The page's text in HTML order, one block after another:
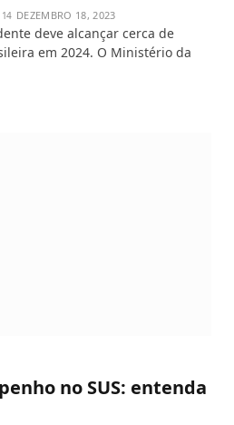
DEZEMBRO 18, 2023
deve alcançar cerca de
em 2024. O Ministério da
no SUS: entenda